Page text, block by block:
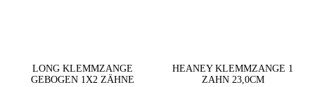
LONG KLEMMZANGE
GEBOGEN 1X2 ZÄHNE
HEANEY KLEMMZANGE 1
ZAHN 23,0CM